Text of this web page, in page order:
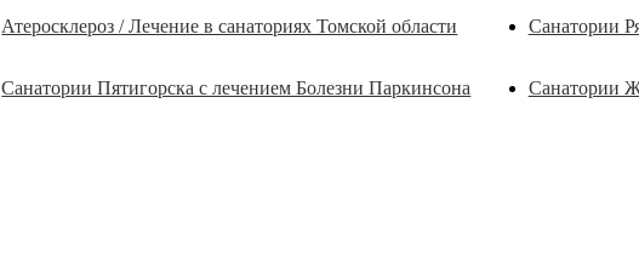
Атеросклероз / Лечение в санаториях Томской области Санатории
Санатории Пятигорска с лечением Болезни Паркинсона Санатории